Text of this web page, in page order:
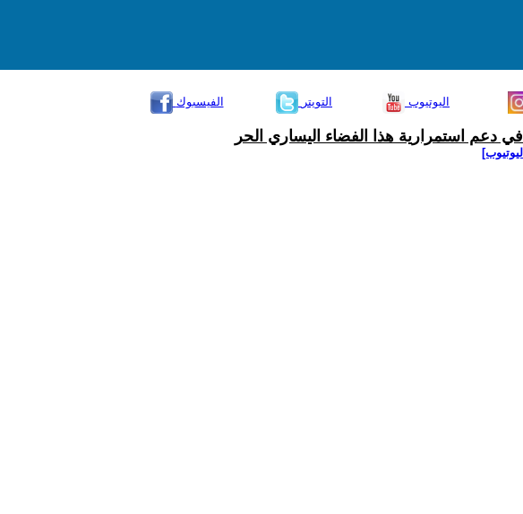
الفيسبوك
التويتر اليوتيوب
دعم استمرارية هذا الفضاء اليساري الحر